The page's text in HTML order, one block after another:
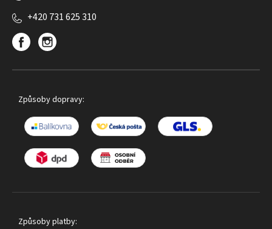
+420 731 625 310
Způsoby dopravy:
Způsoby platby: